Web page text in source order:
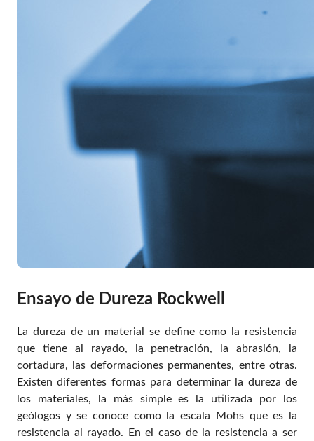
Ensayo de Dureza Rockwell
La dureza de un material se define como la resistencia
que tiene al rayado, la penetración, la abrasión, la
cortadura, las deformaciones permanentes, entre otras.
Existen diferentes formas para determinar la dureza de
los materiales, la más simple es la utilizada por los
geólogos y se conoce como la escala Mohs que es la
resistencia al rayado. En el caso de la resistencia a ser